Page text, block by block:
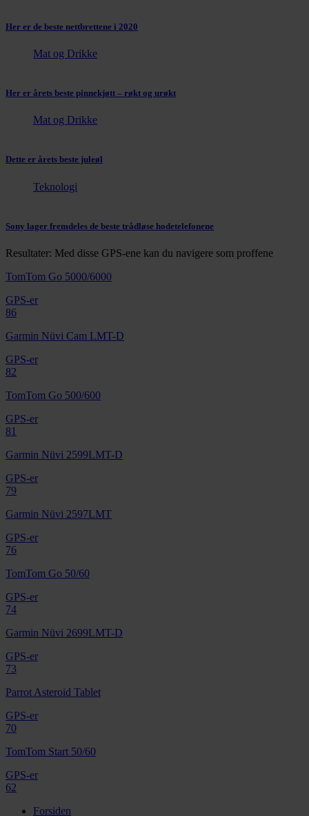
Her er de beste nettbrettene i 2020
Mat og Drikke
Her er årets beste pinnekjøtt – røkt og urøkt
Mat og Drikke
Dette er årets beste juleøl
Teknologi
Sony lager fremdeles de beste trådløse hodetelefonene
Resultater: Med disse GPS-ene kan du navigere som proffene
TomTom Go 5000/6000
GPS-er
86
Garmin Nüvi Cam LMT-D
GPS-er
82
TomTom Go 500/600
GPS-er
81
Garmin Nüvi 2599LMT-D
GPS-er
79
Garmin Nüvi 2597LMT
GPS-er
76
TomTom Go 50/60
GPS-er
74
Garmin Nüvi 2699LMT-D
GPS-er
73
Parrot Asteroid Tablet
GPS-er
70
TomTom Start 50/60
GPS-er
62
Forsiden